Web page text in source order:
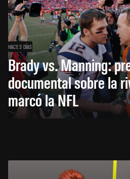
HACE 3 DÍAS
Brady vs. Manning:
documental sobre la
marcó la NFL